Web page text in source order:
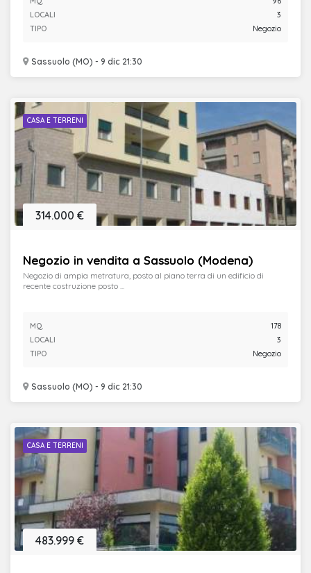
Sassuolo (MO) - 9 dic 21:30
LOCALI
3
TIPO
Negozio
CASA E TERRENI
Negozio in vendita a Sassuolo (Modena)
Sassuolo (MO) - 9 dic 21:30
314.000 €
Negozio di ampia metratura, posto al piano terra di un edificio di
recente costruzione posto ...
MQ.
178
LOCALI
3
TIPO
Negozio
CASA E TERRENI
483.999 €